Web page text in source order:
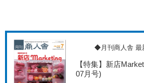
◆月刊商人舎
【特集】新店
07月号)